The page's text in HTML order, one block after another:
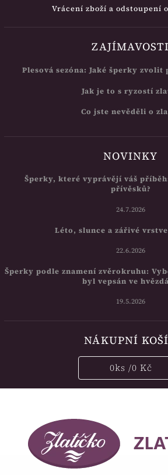
Vrácení zboží a odstoupení
ZAJÍMAVOSTI
Plesová sezóna: Jaké šperky
Jak je to s ryzostí
Co jste nevěděli o
NOVINKY
Šperky, které vyprávějí váš
přívěsků?
24.7.2026
Léto, slunce a zářivé
22.6.2026
Šperky podle znamení zvěrokruhu:
byl vepsán ve
19.5.2026
NÁKUPNÍ
0ks /0 Kč